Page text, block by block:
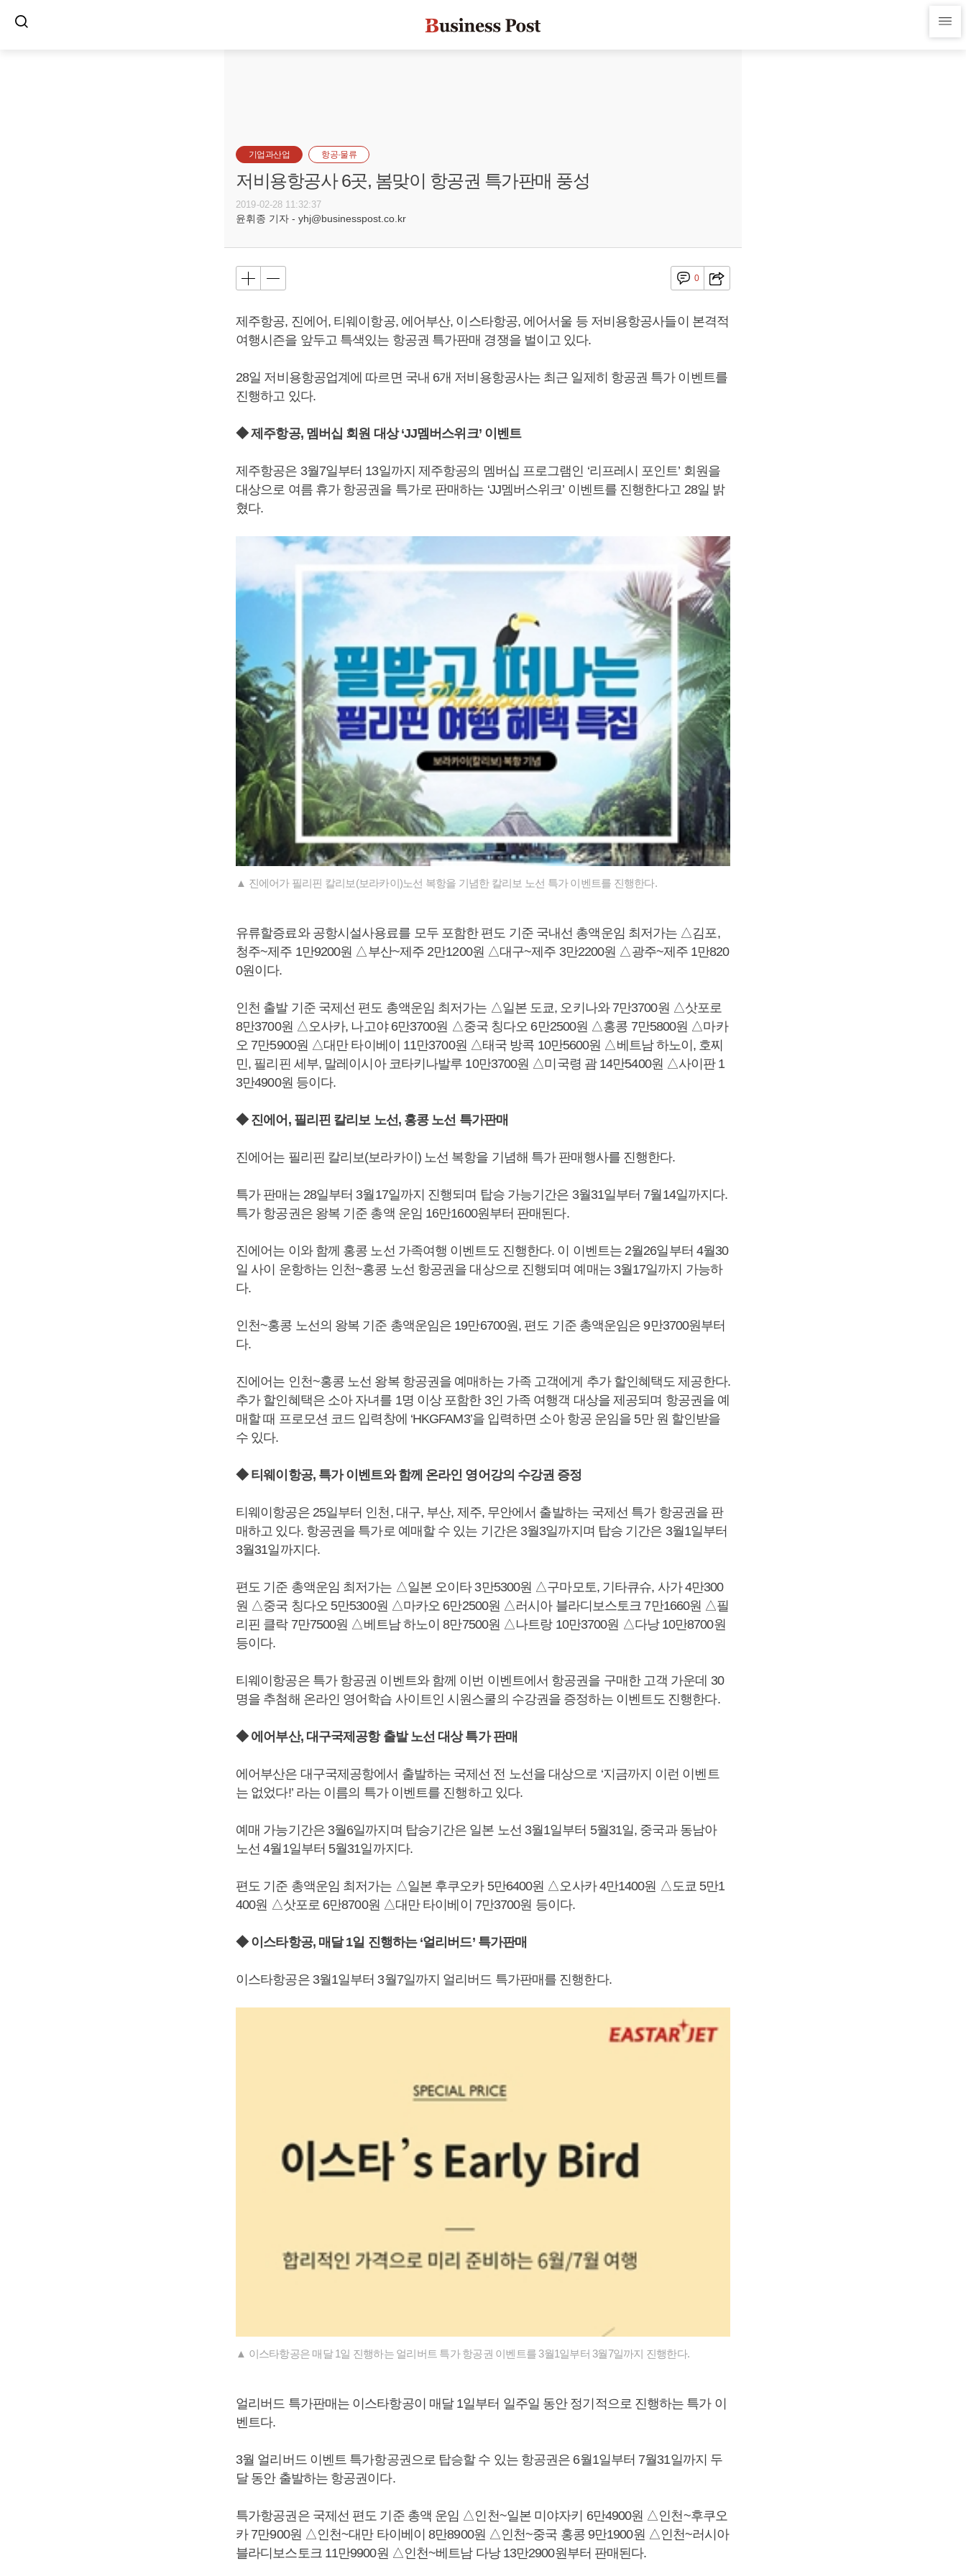
기업과산업 항공·물류
저비용항공사 6곳, 봄맞이 항공권 특가판매 풍성
2019-02-28 11:32:37
윤휘종 기자 - yhj@businesspost.co.kr
0
제주항공, 진에어, 티웨이항공, 에어부산, 이스타항공, 에어서울 등 저비용항공사들이 본격적
여행시즌을 앞두고 특색있는 항공권 특가판매 경쟁을 벌이고 있다.
28일 저비용항공업계에 따르면 국내 6개 저비용항공사는 최근 일제히 항공권 특가 이벤트를
진행하고 있다.
◆ 제주항공, 멤버십 회원 대상 ‘JJ멤버스위크’ 이벤트
제주항공은 3월7일부터 13일까지 제주항공의 멤버십 프로그램인 ‘리프레시 포인트’ 회원을
대상으로 여름 휴가 항공권을 특가로 판매하는 ‘JJ멤버스위크’ 이벤트를 진행한다고 28일 밝
혔다.
▲ 진에어가 필리핀 칼리보(보라카이)노선 복항을 기념한 칼리보 노선 특가 이벤트를 진행한다.
유류할증료와 공항시설사용료를 모두 포함한 편도 기준 국내선 총액운임 최저가는 △김포,
청주~제주 1만9200원 △부산~제주 2만1200원 △대구~제주 3만2200원 △광주~제주 1만820
0원이다.
인천 출발 기준 국제선 편도 총액운임 최저가는 △일본 도쿄, 오키나와 7만3700원 △삿포로
8만3700원 △오사카, 나고야 6만3700원 △중국 칭다오 6만2500원 △홍콩 7만5800원 △마카
오 7만5900원 △대만 타이베이 11만3700원 △태국 방콕 10만5600원 △베트남 하노이, 호찌
민, 필리핀 세부, 말레이시아 코타키나발루 10만3700원 △미국령 괌 14만5400원 △사이판 1
3만4900원 등이다.
◆ 진에어, 필리핀 칼리보 노선, 홍콩 노선 특가판매
진에어는 필리핀 칼리보(보라카이) 노선 복항을 기념해 특가 판매행사를 진행한다.
특가 판매는 28일부터 3월17일까지 진행되며 탑승 가능기간은 3월31일부터 7월14일까지다.
특가 항공권은 왕복 기준 총액 운임 16만1600원부터 판매된다.
진에어는 이와 함께 홍콩 노선 가족여행 이벤트도 진행한다. 이 이벤트는 2월26일부터 4월30
일 사이 운항하는 인천~홍콩 노선 항공권을 대상으로 진행되며 예매는 3월17일까지 가능하
다.
인천~홍콩 노선의 왕복 기준 총액운임은 19만6700원, 편도 기준 총액운임은 9만3700원부터
다.
진에어는 인천~홍콩 노선 왕복 항공권을 예매하는 가족 고객에게 추가 할인혜택도 제공한다.
추가 할인혜택은 소아 자녀를 1명 이상 포함한 3인 가족 여행객 대상을 제공되며 항공권을 예
매할 때 프로모션 코드 입력창에 ‘HKGFAM3’을 입력하면 소아 항공 운임을 5만 원 할인받을
수 있다.
◆ 티웨이항공, 특가 이벤트와 함께 온라인 영어강의 수강권 증정
티웨이항공은 25일부터 인천, 대구, 부산, 제주, 무안에서 출발하는 국제선 특가 항공권을 판
매하고 있다. 항공권을 특가로 예매할 수 있는 기간은 3월3일까지며 탑승 기간은 3월1일부터
3월31일까지다.
편도 기준 총액운임 최저가는 △일본 오이타 3만5300원 △구마모토, 기타큐슈, 사가 4만300
원 △중국 칭다오 5만5300원 △마카오 6만2500원 △러시아 블라디보스토크 7만1660원 △필
리핀 클락 7만7500원 △베트남 하노이 8만7500원 △나트랑 10만3700원 △다낭 10만8700원
등이다.
티웨이항공은 특가 항공권 이벤트와 함께 이번 이벤트에서 항공권을 구매한 고객 가운데 30
명을 추첨해 온라인 영어학습 사이트인 시원스쿨의 수강권을 증정하는 이벤트도 진행한다.
◆ 에어부산, 대구국제공항 출발 노선 대상 특가 판매
에어부산은 대구국제공항에서 출발하는 국제선 전 노선을 대상으로 ‘지금까지 이런 이벤트
는 없었다!’ 라는 이름의 특가 이벤트를 진행하고 있다.
예매 가능기간은 3월6일까지며 탑승기간은 일본 노선 3월1일부터 5월31일, 중국과 동남아
노선 4월1일부터 5월31일까지다.
편도 기준 총액운임 최저가는 △일본 후쿠오카 5만6400원 △오사카 4만1400원 △도쿄 5만1
400원 △삿포로 6만8700원 △대만 타이베이 7만3700원 등이다.
◆ 이스타항공, 매달 1일 진행하는 ‘얼리버드’ 특가판매
이스타항공은 3월1일부터 3월7일까지 얼리버드 특가판매를 진행한다.
▲ 이스타항공은 매달 1일 진행하는 얼리버트 특가 항공권 이벤트를 3월1일부터 3월7일까지 진행한다.
얼리버드 특가판매는 이스타항공이 매달 1일부터 일주일 동안 정기적으로 진행하는 특가 이
벤트다.
3월 얼리버드 이벤트 특가항공권으로 탑승할 수 있는 항공권은 6월1일부터 7월31일까지 두
달 동안 출발하는 항공권이다.
특가항공권은 국제선 편도 기준 총액 운임 △인천~일본 미야자키 6만4900원 △인천~후쿠오
카 7만900원 △인천~대만 타이베이 8만8900원 △인천~중국 홍콩 9만1900원 △인천~러시아
블라디보스토크 11만9900원 △인천~베트남 다낭 13만2900원부터 판매된다.